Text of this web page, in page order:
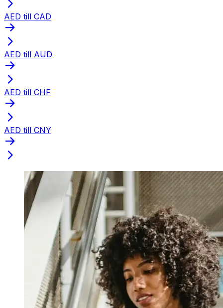
AED till CAD
AED till AUD
AED till CHF
AED till CNY